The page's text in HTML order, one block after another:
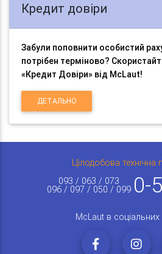
Кредит довіри
Забули поповнити особистий
потрібен терміново?
«Кредит Довіри» від McLaut!
ДЕТАЛЬНО
Цілодобова технічна
093 / 063 / 073
096 / 097 / 050 / 099 0-
McLaut в